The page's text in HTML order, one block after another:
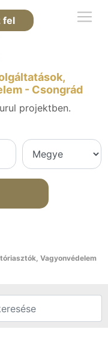
fel
- Csongrád
projektben.
Vagyonvédelem